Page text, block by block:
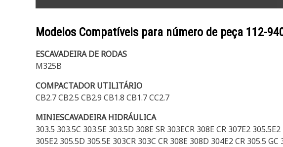
Modelos Compatíveis para número de peça 112-
ESCAVADEIRA DE RODAS
M325B
COMPACTADOR UTILITÁRIO
CB2.7 CB2.5 CB2.9 CB1.8 CB1.7 CC2.7
MINIESCAVADEIRA HIDRÁULICA
303.5 303.5C 303.5E 303.5D 308E SR 303ECR 308E CR 307E2
305E2 305.5D 305.5E 303CR 303C CR 308E 308D 304E2 CR 305.5